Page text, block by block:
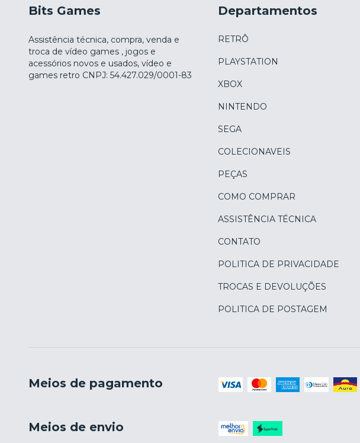
Bits Games
Assistência técnica, compra, venda e
troca de vídeo games , jogos e
acessórios novos e usados, vídeo e
games retro CNPJ: 54.427.029/0001-83
Departamentos
RETRÔ
PLAYSTATION
XBOX
NINTENDO
SEGA
COLECIONAVEIS
PEÇAS
COMO COMPRAR
ASSISTÊNCIA TÉCNICA
CONTATO
POLITICA DE PRIVACIDADE
TROCAS E DEVOLUÇÕES
POLITICA DE POSTAGEM
Meios de pagamento
Meios de envio